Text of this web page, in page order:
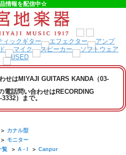
情報を配信中☆
せはMIYAJI GUITARS KANDA（03-
電話問い合わせはRECORDING
）まで。
> カナル型
> モニター
覧 > A - I > Canpur